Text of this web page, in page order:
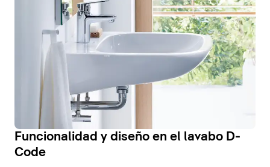
Funcionalidad y diseño en el lavabo D-
Code